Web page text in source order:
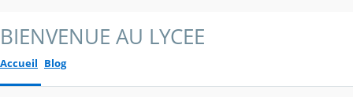
BIENVENUE AU LYCEE
Accueil Blog